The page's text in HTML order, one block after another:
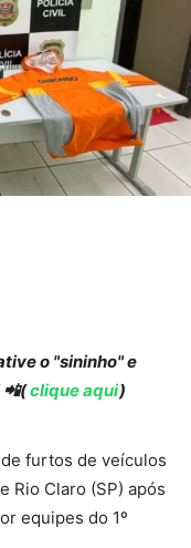
o "sininho" e
clique aqui)
furtos de veículos
Rio Claro (SP) após
equipes do 1º